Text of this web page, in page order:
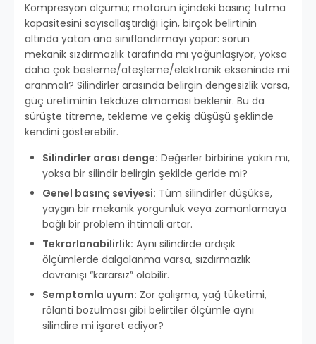
Kompresyon ölçümü; motorun içindeki basınç tutma
kapasitesini sayısallaştırdığı için, birçok belirtinin
altında yatan ana sınıflandırmayı yapar: sorun
mekanik sızdırmazlık tarafında mı yoğunlaşıyor, yoksa
daha çok besleme/ateşleme/elektronik ekseninde mi
aranmalı? Silindirler arasında belirgin dengesizlik varsa,
güç üretiminin tekdüze olmaması beklenir. Bu da
sürüşte titreme, tekleme ve çekiş düşüşü şeklinde
kendini gösterebilir.
Silindirler arası denge: Değerler birbirine yakın mı,
yoksa bir silindir belirgin şekilde geride mi?
Genel basınç seviyesi: Tüm silindirler düşükse,
yaygın bir mekanik yorgunluk veya zamanlamaya
bağlı bir problem ihtimali artar.
Tekrarlanabilirlik: Aynı silindirde ardışık
ölçümlerde dalgalanma varsa, sızdırmazlık
davranışı “kararsız” olabilir.
Semptomla uyum: Zor çalışma, yağ tüketimi,
rölanti bozulması gibi belirtiler ölçümle aynı
silindire mi işaret ediyor?